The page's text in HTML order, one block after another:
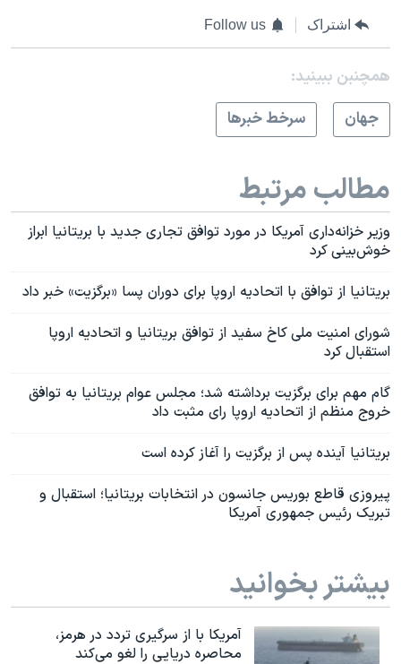
اشتراک Follow us
همچنبن ببینید:
جهان
سرخط خبرها
مطالب مرتبط
وزیر خزانه‌داری آمریکا در مورد توافق تجاری جدید با بریتانیا ابراز
خوش‌بینی کرد
بریتانیا از توافق با اتحادیه اروپا برای دوران پسا «برگزیت» خبر داد
شورای امنیت ملی کاخ سفید از توافق بریتانیا و اتحادیه اروپا
استقبال کرد
گام مهم برای برگزیت برداشته شد؛ مجلس عوام بریتانیا به توافق
خروج منظم از اتحادیه اروپا رای مثبت داد
بریتانیا آینده پس از برگزیت را آغاز کرده است
پیروزی قاطع بوریس جانسون در انتخابات بریتانیا؛ استقبال و
تبریک رئیس جمهوری آمریکا
بیشتر بخوانید
آمریکا با از سرگیری تردد در هرمز،
محاصره دریایی را لغو می‌کند